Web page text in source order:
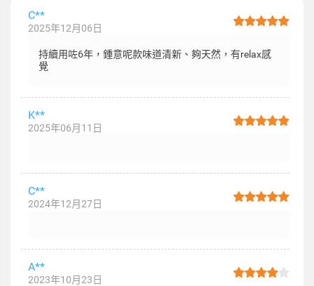
C**
2025年12月06日
持續用咗6年，鍾意呢款味道清新、夠天然，有relax感
覺
K**
2025年06月11日
C**
2024年12月27日
A**
2023年10月23日